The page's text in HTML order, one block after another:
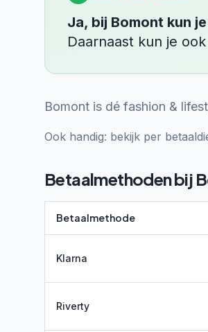
Ja, bij Bomont kun
Daarnaast kun je
Bomont is dé fashion &
Ook handig: bekijk per
Betaalmethoden bij
Betaalmethode
Klarna
Riverty